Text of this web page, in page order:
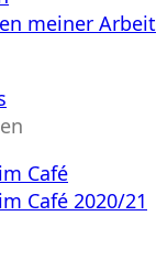
meiner Arbeit
Café
Café 2020/21